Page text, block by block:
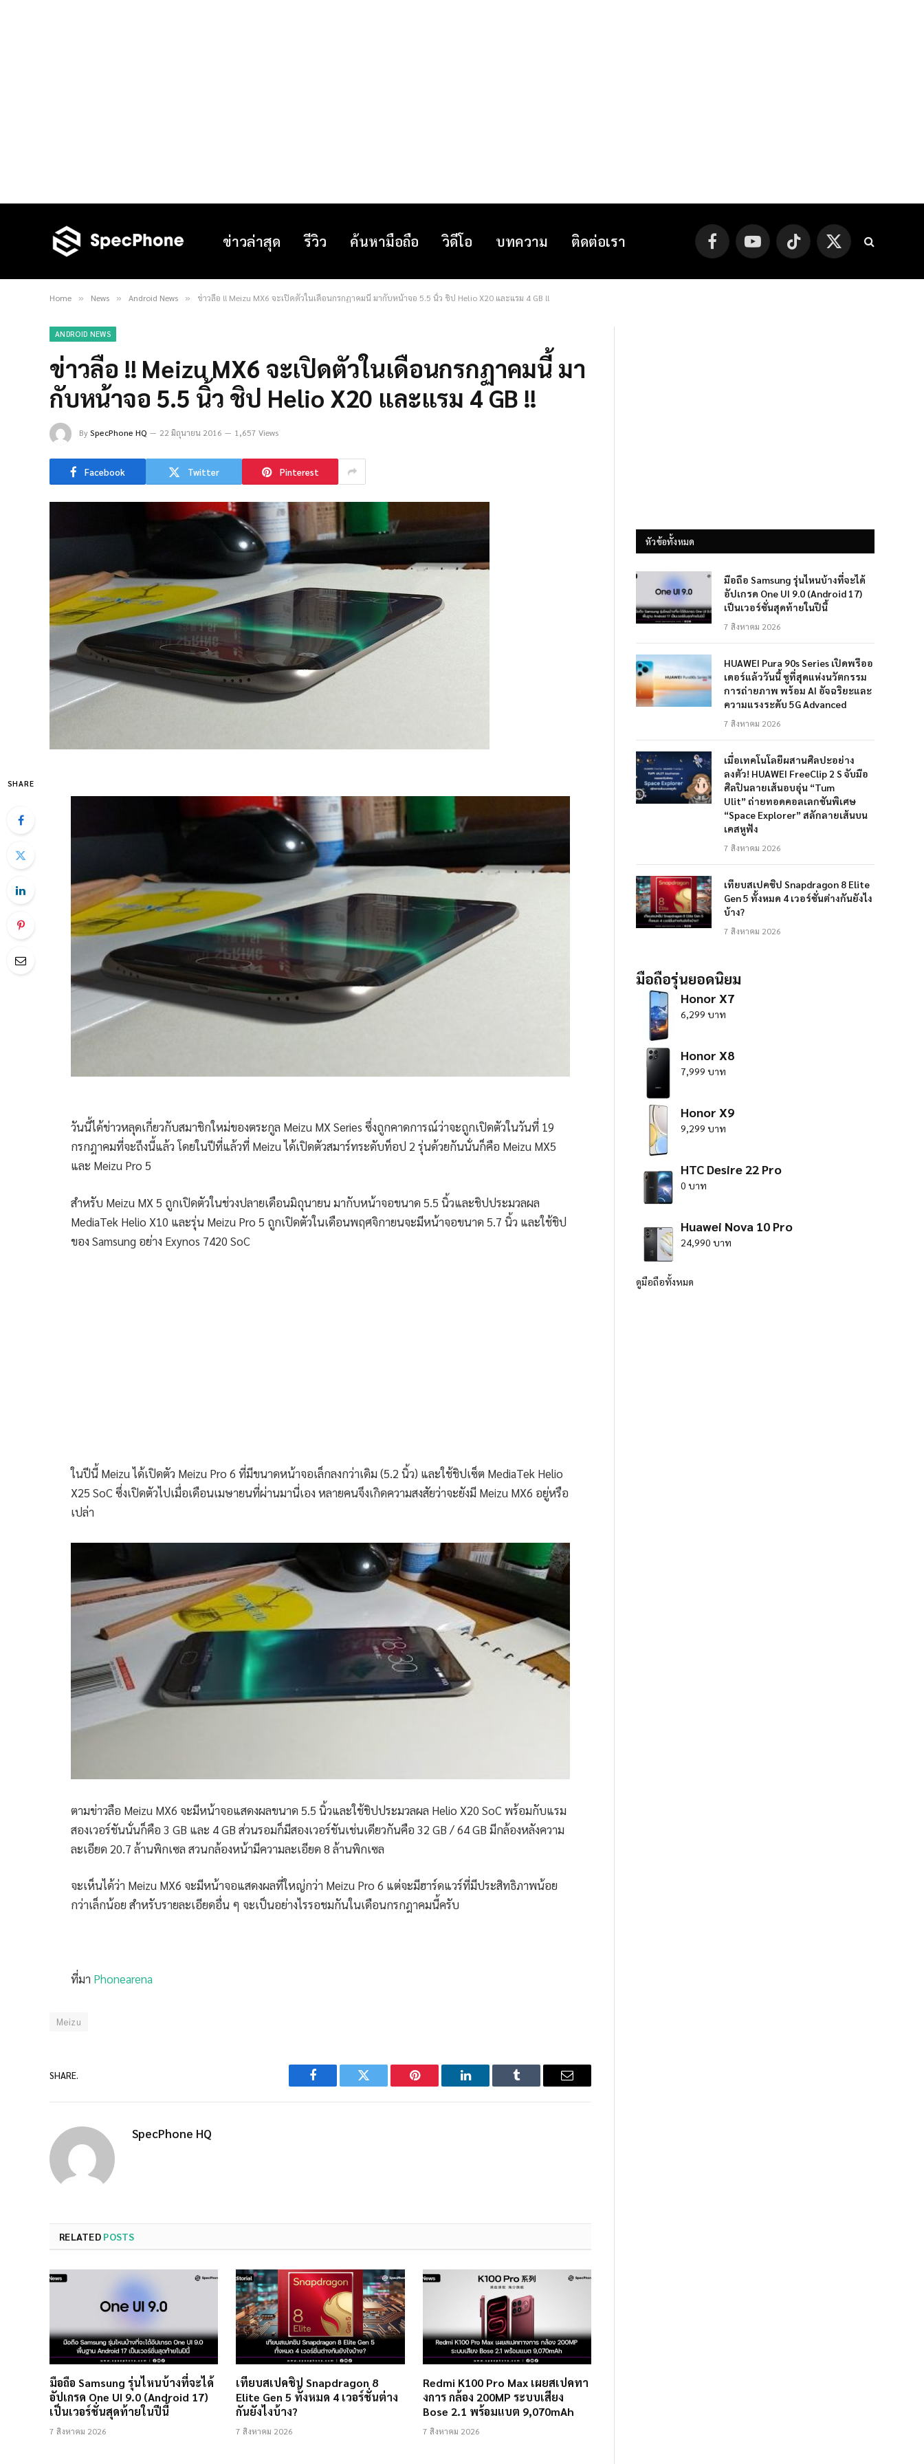
ข่าวล่าสุด รีวิว ค้นหามือถือ วิดีโอ บทความ ติดต่อเรา FacebookYouTube TikTok
X
(Twitter)
Home » News » Android News » ข่าวลือ !! Meizu MX6 จะเปิดตัวในเดือนกรกฏาคมนี้ มากับหน้าจอ 5.5 นิ้ว ชิป Helio X20 และแรม 4 GB !!
ANDROID NEWS
ข่าวลือ !! Meizu MX6 จะเปิดตัวในเดือนกรกฏาคมนี้ มา
กับหน้าจอ 5.5 นิ้ว ชิป Helio X20 และแรม 4 GB !!
BySpecPhone HQ 22 มิถุนายน 2016 1,657 Views
Facebook Twitter Pinterest
SHARE
วันนี้ได้ข่าวหลุดเกี่ยวกับสมาชิกใหม่ของตระกูล Meizu MX Series ซึ่งถูกคาดการณ์ว่าจะถูกเปิดตัวในวันที่ 19
กรกฎาคมที่จะถึงนี้แล้ว โดยในปีที่แล้วที่ Meizu ได้เปิดตัวสมาร์ทระดับท็อป 2 รุ่นด้วยกันนั่นก็คือ Meizu MX5
และ Meizu Pro 5
สำหรับ Meizu MX 5 ถูกเปิดตัวในช่วงปลายเดือนมิถุนายน มากับหน้าจอขนาด 5.5 นิ้วและชิปประมวลผล
MediaTek Helio X10 และรุ่น Meizu Pro 5 ถูกเปิดตัวในเดือนพฤศจิกายนจะมีหน้าจอขนาด 5.7 นิ้ว และใช้ชิป
ของ Samsung อย่าง Exynos 7420 SoC
ในปีนี้ Meizu ได้เปิดตัว Meizu Pro 6 ที่มีขนาดหน้าจอเล็กลงกว่าเดิม (5.2 นิ้ว) และใช้ชิปเซ็ต MediaTek Helio
X25 SoC ซึ่งเปิดตัวไปเมื่อเดือนเมษายนที่ผ่านมานี่เอง หลายคนจึงเกิดความสงสัยว่าจะยังมี Meizu MX6 อยู่หรือ
เปล่า
ตามข่าวลือ Meizu MX6 จะมีหน้าจอแสดงผลขนาด 5.5 นิ้วและใช้ชิปประมวลผล Helio X20 SoC พร้อมกับแรม
สองเวอร์ชันนั่นก็คือ 3 GB และ 4 GB ส่วนรอมก็มีสองเวอร์ชันเช่นเดียวกันคือ 32 GB / 64 GB มีกล้องหลังความ
ละเอียด 20.7 ล้านพิกเซล สวนกล้องหน้ามีความละเอียด 8 ล้านพิกเซล
จะเห็นได้ว่า Meizu MX6 จะมีหน้าจอแสดงผลที่ใหญ่กว่า Meizu Pro 6 แต่จะมีฮาร์ดแวร์ที่มีประสิทธิภาพน้อย
กว่าเล็กน้อย สำหรับรายละเอียดอื่น ๆ จะเป็นอย่างไรรอชมกันในเดือนกรกฎาคมนี้ครับ
ที่มา Phonearena
Meizu
SHARE.
Facebook Twitter Pinterest LinkedIn Tumblr Email
SpecPhone HQ
RELATED POSTS
มือถือ Samsung รุ่นไหนบ้างที่จะได้
อัปเกรด One UI 9.0 (Android 17)
เป็นเวอร์ชั่นสุดท้ายในปีนี้
7 สิงหาคม 2026
เทียบสเปคชิป Snapdragon 8
Elite Gen 5 ทั้งหมด 4 เวอร์ชั่นต่าง
กันยังไงบ้าง?
7 สิงหาคม 2026
Redmi K100 Pro Max เผยสเปคทา
งการ กล้อง 200MP ระบบเสียง
Bose 2.1 พร้อมแบต 9,070mAh
7 สิงหาคม 2026
หัวข้อทั้งหมด
มือถือ Samsung รุ่นไหนบ้างที่จะได้
อัปเกรด One UI 9.0 (Android 17)
เป็นเวอร์ชั่นสุดท้ายในปีนี้
7 สิงหาคม 2026
HUAWEI Pura 90s Series เปิดพรีออ
เดอร์แล้ววันนี้ ชูที่สุดแห่งนวัตกรรม
การถ่ายภาพ พร้อม AI อัจฉริยะและ
ความแรงระดับ 5G Advanced
7 สิงหาคม 2026
เมื่อเทคโนโลยีผสานศิลปะอย่าง
ลงตัว! HUAWEI FreeClip 2 S จับมือ
ศิลปินลายเส้นอบอุ่น “Tum
Ulit” ถ่ายทอดคอลเลกชันพิเศษ
“Space Explorer” สลักลายเส้นบน
เคสหูฟัง
7 สิงหาคม 2026
เทียบสเปคชิป Snapdragon 8 Elite
Gen 5 ทั้งหมด 4 เวอร์ชั่นต่างกันยังไง
บ้าง?
7 สิงหาคม 2026
มือถือรุ่นยอดนิยม
Honor X7
6,299 บาท
Honor X8
7,999 บาท
Honor X9
9,299 บาท
HTC Desire 22 Pro
0 บาท
Huawei Nova 10 Pro
24,990 บาท
ดูมือถือทั้งหมด